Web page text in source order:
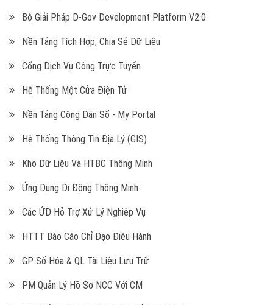
Bộ Giải Pháp D-Gov Development Platform V2.0
Nền Tảng Tích Hợp, Chia Sẻ Dữ Liệu
Cổng Dịch Vụ Công Trực Tuyến
Hệ Thống Một Cửa Điện Tử
Nền Tảng Công Dân Số - My Portal
Hệ Thống Thông Tin Địa Lý (GIS)
Kho Dữ Liệu Và HTBC Thông Minh
Ứng Dụng Di Động Thông Minh
Các ỨD Hỗ Trợ Xử Lý Nghiệp Vụ
HTTT Báo Cáo Chỉ Đạo Điều Hành
GP Số Hóa & QL Tài Liệu Lưu Trữ
PM Quản Lý Hồ Sơ NCC Với CM